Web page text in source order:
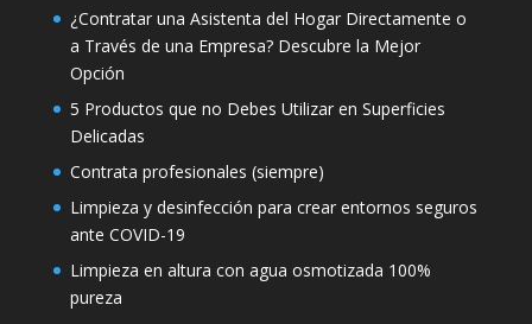
¿Contratar una Asistenta del Hogar Directamente o
a Través de una Empresa? Descubre la Mejor
Opción
5 Productos que no Debes Utilizar en Superficies
Delicadas
Contrata profesionales (siempre)
Limpieza y desinfección para crear entornos seguros
ante COVID-19
Limpieza en altura con agua osmotizada 100%
pureza